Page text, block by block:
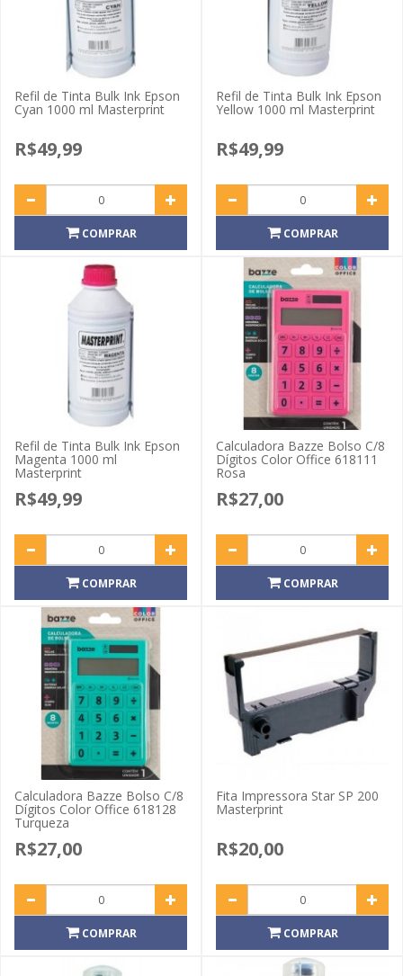
Refil de Tinta Bulk Ink Epson
Cyan 1000 ml Masterprint
R$49,99
COMPRAR
Refil de Tinta Bulk Ink Epson
Yellow 1000 ml Masterprint
R$49,99
COMPRAR
Refil de Tinta Bulk Ink Epson
Magenta 1000 ml
Masterprint
R$49,99
COMPRAR
Calculadora Bazze Bolso C/8
Dígitos Color Office 618111
Rosa
R$27,00
COMPRAR
Calculadora Bazze Bolso C/8
Dígitos Color Office 618128
Turqueza
R$27,00
COMPRAR
Fita Impressora Star SP 200
Masterprint
R$20,00
COMPRAR